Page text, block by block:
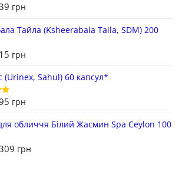
в
грн
Тайла (Ksheerabala Taila, SDM) 200
грн
(Urinex, Sahul) 60 капсул*
в
грн
обличчя Білий Жасмин Spa Ceylon 100
грн